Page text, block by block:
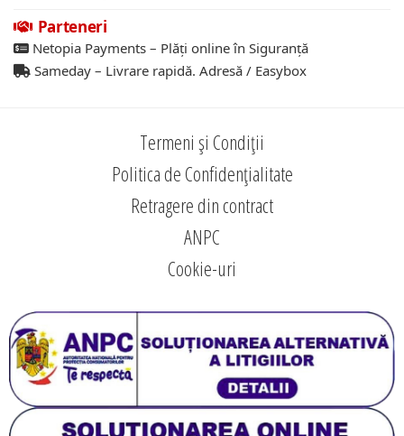
Parteneri
Netopia Payments – Plăți online în Siguranță
Sameday – Livrare rapidă. Adresă / Easybox
Termeni și Condiții
Politica de Confidențialitate
Retragere din contract
ANPC
Cookie-uri